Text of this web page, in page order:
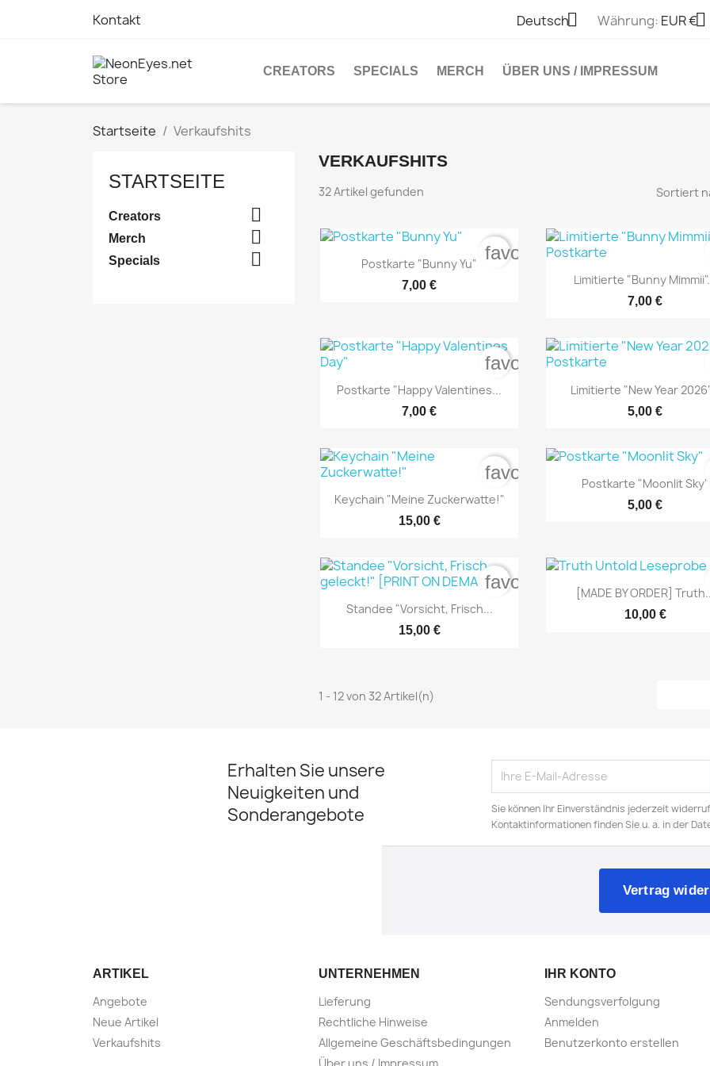
Kontakt Deutsch Währung: EUR €
CREATORS SPECIALS MERCH ÜBER UNS / IMPRESSUM
Startseite Verkaufshits
STARTSEITE
Creators 
Merch 
Specials 
VERKAUFSHITS
32 Artikel gefunden Sortiert
 Vorschau
Postkarte "Bunny Yu"
7,00 €
NUR ONLINE ERHÄLTLICH
favorite_border
 Vorschau
Limitierte "Bunny
7,00 €
NUR ONLINE
 Vorschau
Postkarte "Happy Valentines...
7,00 €
NUR ONLINE ERHÄLTLICH
favorite_border
 Vorschau
Limitierte "New Year
5,00 €
 Vorschau
Keychain "Meine Zuckerwatte!"
15,00 €
NUR ONLINE ERHÄLTLICH
favorite_border  Vorschau
Postkarte "Moonlit Sky"
5,00 €
 Vorschau
Standee "Vorsicht, Frisch...
15,00 €
favorite_border  Vorschau
[MADE BY ORDER]
10,00 €
1 - 12 von 32 Artikel(n)
Erhalten Sie unsere
Neuigkeiten und
Sonderangebote
Sie können Ihr Einverständnis jederzeit
Kontaktinformationen finden Sie u. a. in der
Vertrag
ARTIKEL
Angebote
Neue Artikel
Verkaufshits
UNTERNEHMEN
Lieferung
Rechtliche Hinweise
Allgemeine Geschäftsbedingungen
Über uns / Impressum
IHR KONTO
Sendungsverfolgung
Anmelden
Benutzerkonto erstellen